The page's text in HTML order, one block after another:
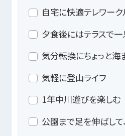
自宅に快適テレワーク
夕食後にはテラスで一
気分転換にちょっと海
気軽に登山ライフ
1年中川遊びを楽しむ
公園まで足を伸ばして